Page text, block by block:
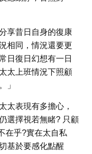
享昔日自身的復康
相同，情況還要更
日復日幻想有一日
太上班情況下照顧
」
太表現有多擔心，
選擇視若無睹? 只顧
在乎?實在太自私
基於要感化點醒